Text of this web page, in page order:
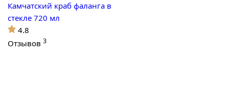
Камчатский краб фаланга в
стекле 720 мл
4.8
Отзывов 3